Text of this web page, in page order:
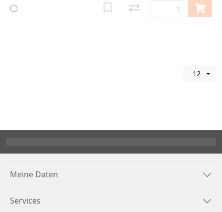
12
Meine Daten
Services